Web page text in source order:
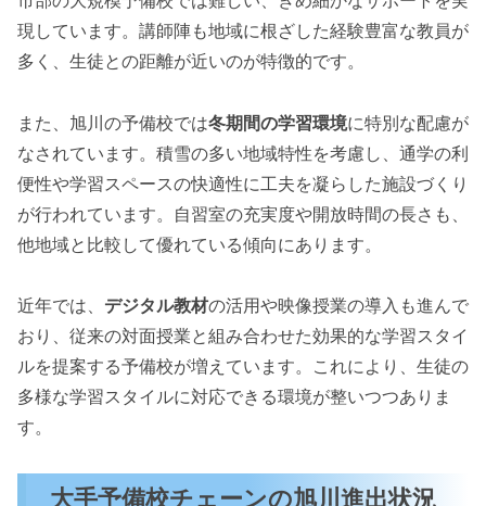
現しています。講師陣も地域に根ざした経験豊富な教員が
多く、生徒との距離が近いのが特徴的です。
また、旭川の予備校では冬期間の学習環境に特別な配慮が
なされています。積雪の多い地域特性を考慮し、通学の利
便性や学習スペースの快適性に工夫を凝らした施設づくり
が行われています。自習室の充実度や開放時間の長さも、
他地域と比較して優れている傾向にあります。
近年では、 デジタル教材の活用や映像授業の導入も進んで
おり、従来の対面授業と組み合わせた効果的な学習スタイ
ルを提案する予備校が増えています。これにより、生徒の
多様な学習スタイルに対応できる環境が整いつつありま
す。
大手予備校チェーンの旭川進出状況